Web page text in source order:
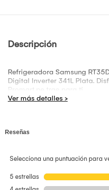
Descripción
Refrigeradora Samsung
Digital Inverter 341L Plata.
Promart.pe trae para ti.